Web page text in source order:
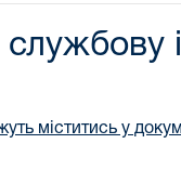
міститись у